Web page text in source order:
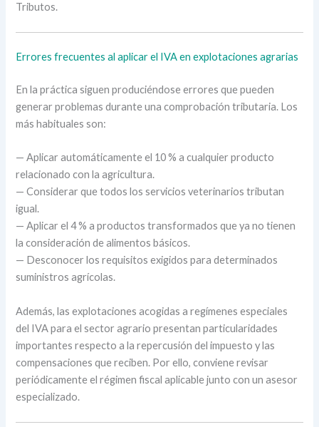
Tributos.
Errores frecuentes al aplicar el IVA en explotaciones agrarias
En la práctica siguen produciéndose errores que pueden
generar problemas durante una comprobación tributaria. Los
más habituales son:
— Aplicar automáticamente el 10 % a cualquier producto
relacionado con la agricultura.
— Considerar que todos los servicios veterinarios tributan
igual.
— Aplicar el 4 % a productos transformados que ya no tienen
la consideración de alimentos básicos.
— Desconocer los requisitos exigidos para determinados
suministros agrícolas.
Además, las explotaciones acogidas a regímenes especiales
del IVA para el sector agrario presentan particularidades
importantes respecto a la repercusión del impuesto y las
compensaciones que reciben. Por ello, conviene revisar
periódicamente el régimen fiscal aplicable junto con un asesor
especializado.